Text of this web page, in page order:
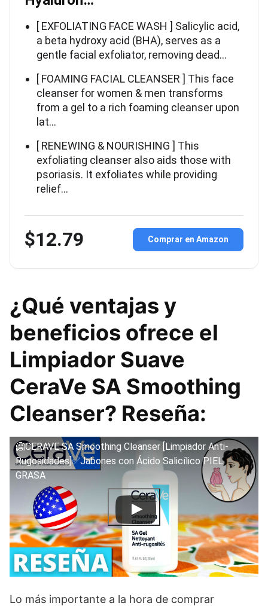
[ EXFOLIATING FACE WASH ] Salicylic acid,
a beta hydroxy acid (BHA), serves as a
gentle facial exfoliator, removing dead…
[ FOAMING FACIAL CLEANSER ] This face
cleanser for women & men transforms
from a gel to a rich foaming cleanser upon
lat…
[ RENEWING & NOURISHING ] This
exfoliating cleanser also aids those with
psoriasis. It exfoliates while providing
relief…
$12.79 Comprar en Amazon
¿Qué ventajas y
beneficios ofrece el
Limpiador Suave
CeraVe SA Smoothing
Cleanser? Reseña:
🥶CERAVE SA Smoothing Cleanser [Limpiador Anti-
Rugosidades]✅Jabones con Ácido Salicílico PIEL
GRASA
Lo más importante a la hora de comprar